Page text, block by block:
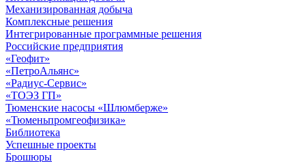
Механизированная добыча
Комплексные решения
Интегрированные программные решения
Российские предприятия
«Геофит»
«ПетроАльянс»
«Радиус-Сервис»
«ТОЭЗ ГП»
Тюменские насосы «Шлюмберже»
«Тюменьпромгеофизика»
Библиотека
Успешные проекты
Брошюры